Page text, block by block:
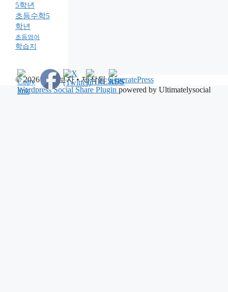
5학년
초등수학5
학년
초등영어
학습지
© 2026 노라보자• 제작됨GeneratePress
Wordpress Social Share Plugin powered by Ultimatelysocial